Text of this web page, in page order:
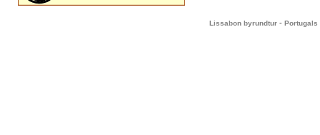
Lissabon byrundtur - Portugals